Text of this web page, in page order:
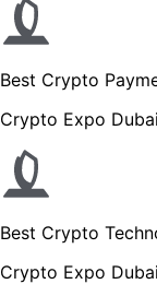
Best Crypto
Crypto Expo Dubai
Best Crypto
Crypto Expo Dubai